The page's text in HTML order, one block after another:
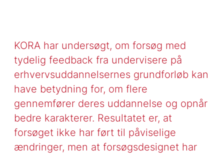
KORA har undersøgt, om forsøg med
tydelig feedback fra undervisere på
erhvervsuddannelsernes grundforløb kan
have betydning for, om flere
gennemfører deres uddannelse og opnår
bedre karakterer. Resultatet er, at
forsøget ikke har ført til påviselige
ændringer, men at forsøgsdesignet har